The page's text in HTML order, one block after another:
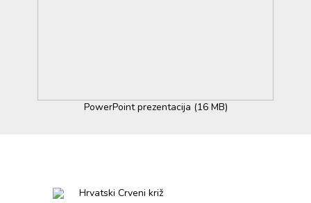
PowerPoint prezentacija (16 MB)
Hrvatski Crveni križ